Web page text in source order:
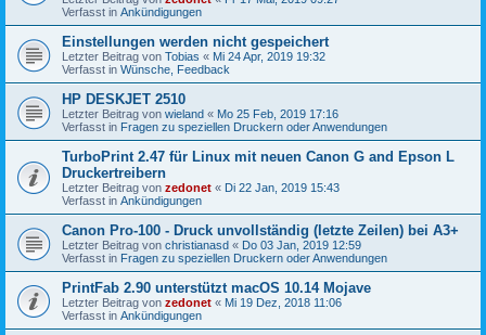
Verfasst in Ankündigungen
Einstellungen werden nicht gespeichert
Letzter Beitrag von Tobias « Mi 24 Apr, 2019 19:32
Verfasst in Wünsche, Feedback
HP DESKJET 2510
Letzter Beitrag von wieland « Mo 25 Feb, 2019 17:16
Verfasst in Fragen zu speziellen Druckern oder Anwendungen
TurboPrint 2.47 für Linux mit neuen Canon G and Epson L
Druckertreibern
Letzter Beitrag von zedonet « Di 22 Jan, 2019 15:43
Verfasst in Ankündigungen
Canon Pro-100 - Druck unvollständig (letzte Zeilen) bei A3+
Letzter Beitrag von christianasd « Do 03 Jan, 2019 12:59
Verfasst in Fragen zu speziellen Druckern oder Anwendungen
PrintFab 2.90 unterstützt macOS 10.14 Mojave
Letzter Beitrag von zedonet « Mi 19 Dez, 2018 11:06
Verfasst in Ankündigungen